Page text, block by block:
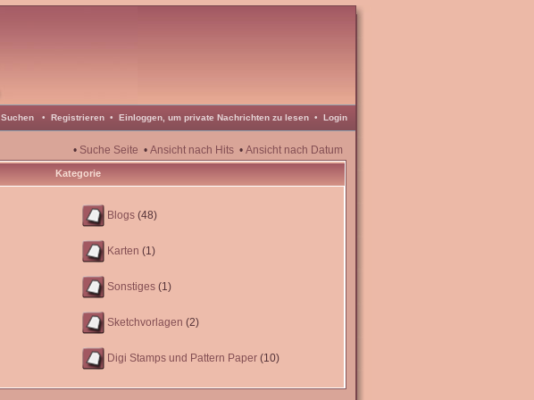
Suchen • Registrieren • Einloggen, um private Nachrichten zu lesen • Login
• Suche Seite • Ansicht nach Hits • Ansicht nach Datum
Kategorie
Blogs (48)
Karten (1)
Sonstiges (1)
Sketchvorlagen (2)
Digi Stamps und Pattern Paper (10)